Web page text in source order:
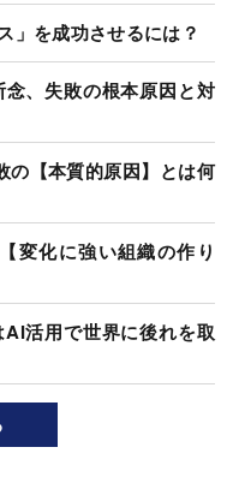
」を成功させるには？
念、失敗の根本原因と対
の【本質的原因】とは何
変化に強い組織の作り
AI活用で世界に後れを取